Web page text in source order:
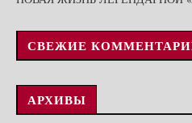
СВЕЖИЕ
АРХИВЫ